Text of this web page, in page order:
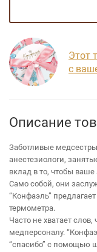
Этот
с
Описание
Заботливые
анестезиологи,
вклад в то, чтобы
Само собой, они
“Конфаэль”
термометра.
Часто не хватает
медперсоналу.
“спасибо” с помощью